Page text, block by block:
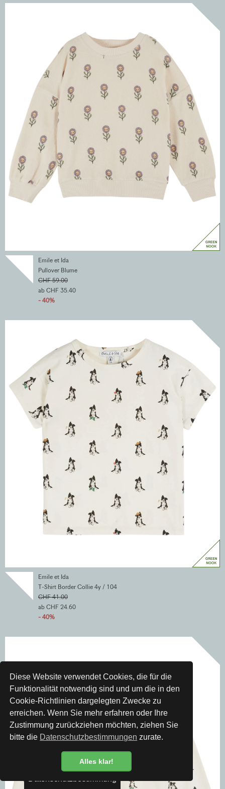
Diese Website verwendet Cookies, die für die
Funktionalität notwendig sind und um die in den
Cookie-Richtlinien dargelegten Zwecke zu
erreichen. Wenn Sie mehr erfahren oder Ihre
Zustimmung zurückziehen möchten, ziehen Sie
bitte die Datenschutzbestimmungen zurate.
Alles klar!
Emile et Ida
Pullover Blume
CHF 59.00
ab CHF 35.40
- 40%
Emile et Ida
T-Shirt Border Collie 4y / 104
CHF 41.00
ab CHF 24.60
- 40%